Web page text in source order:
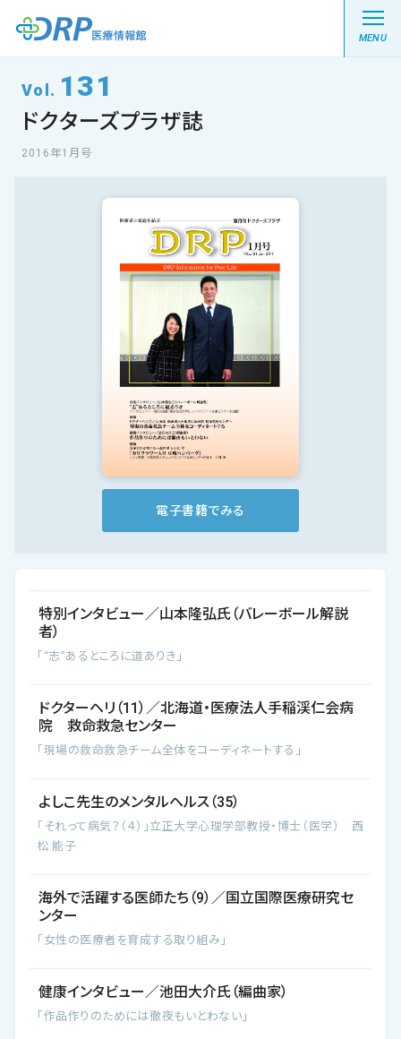
MENU
最新の注目記事
栄養健康レシピ
医療系学生記事
DRP医療情報館とは?
お問い合わせ
Vol. 131
ドクターズプラザ誌
2016年1月号
電子書籍でみる
特別インタビュー／山本隆弘氏（バレーボール解説
者）
「“志”あるところに道ありき」
ドクターヘリ（11）／北海道・医療法人手稲渓仁会病
院 救命救急センター
「現場の救命救急チーム全体をコーディネートする」
よしこ先生のメンタルヘルス（35）
「それって病気？（４）」立正大学心理学部教授・博士（医学） 西
松 能子
海外で活躍する医師たち（9）／国立国際医療研究セ
ンター
「女性の医療者を育成する取り組み」
健康インタビュー／池田大介氏（編曲家）
「作品作りのためには徹夜もいとわない」